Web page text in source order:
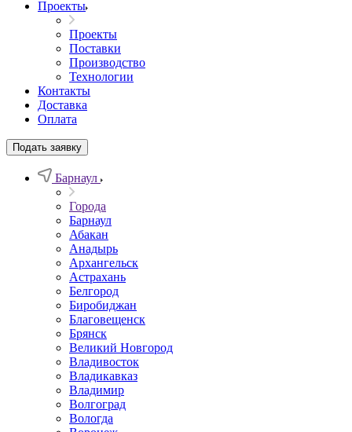
Проекты
Проекты
Поставки
Производство
Технологии
Контакты
Доставка
Оплата
Подать заявку
Барнаул
Города
Барнаул
Абакан
Анадырь
Архангельск
Астрахань
Белгород
Биробиджан
Благовещенск
Брянск
Великий Новгород
Владивосток
Владикавказ
Владимир
Волгоград
Вологда